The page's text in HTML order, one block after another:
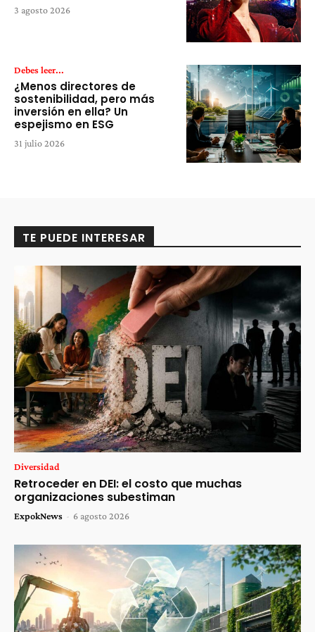
3 agosto 2026
Debes leer...
¿Menos directores de
sostenibilidad, pero más
inversión en ella? Un
espejismo en ESG
31 julio 2026
TE PUEDE INTERESAR
Diversidad
Retroceder en DEI: el costo que muchas
organizaciones subestiman
ExpokNews - 6 agosto 2026